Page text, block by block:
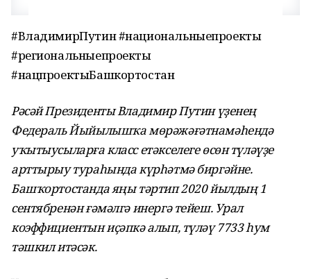
#ВладимирПутин #национальныепроекты
#региональныепроекты
#нацпроектыБашкортостан
Рәсәй Президенты Владимир Путин үҙенең
Федераль Йыйылышҡа мөрәжәғәтнамәһендә
уҡытыусыларға класс етәкселеге өсөн түләүҙе
арттырыутураһында күрһәтмә биргәйне.
Башҡортостанда яңы тәртип 2020 йылдың 1
сентябренән ғәмәлгә инергә тейеш. Урал
коэффициентын иҫәпкә алып, түләү 7733 һум
тәшкил итәсәк.